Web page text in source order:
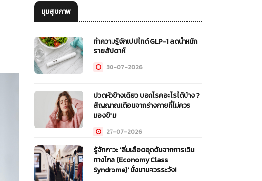
มุมสุขภาพ
ทำความรู้จักเปปไทด์ GLP-1 ลดน้ำหนัก
รายสัปดาห์
30-07-2026
ปวดหัวข้างเดียว บอกโรคอะไรได้บ้าง ?
สัญญาณเตือนจากร่างกายที่ไม่ควร
มองข้าม
27-07-2026
รู้จักภาวะ 'ลิ่มเลือดอุดตันจากการเดิน
ทางไกล (Economy Class
Syndrome)' นั่งนานควรระวัง!